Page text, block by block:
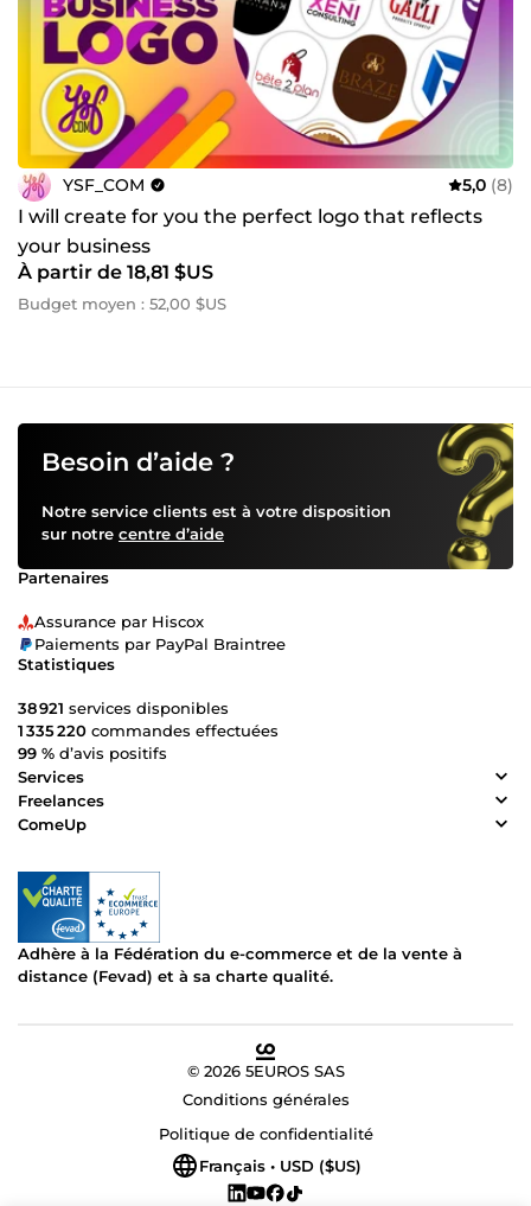
YSF_COM 5,0 (8)
I will create for you the perfect logo that reflects
your business
À partir de 18,81 $US
Budget moyen : 52,00 $US
Besoin d’aide ?
Notre service clients est à votre disposition
sur notre centre d’aide
Partenaires
Assurance par Hiscox
Paiements par PayPal Braintree
Statistiques
38 921 services disponibles
1 335 220 commandes effectuées
99 % d’avis positifs
Services
Freelances
ComeUp
Adhère à la Fédération du e-commerce et de la vente à
distance (Fevad) et à sa charte qualité.
© 2026 5EUROS SAS
Conditions générales
Politique de confidentialité
Français • USD ($US)